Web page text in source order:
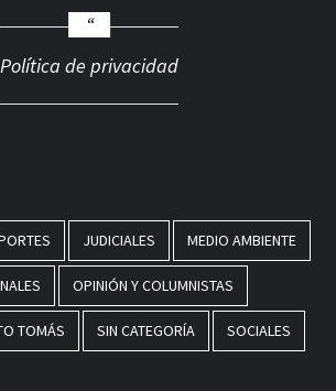
Política de privacidad
JUDICIALES MEDIO AMBIENTE
OPINIÓN Y COLUMNISTAS
TOMÁS SIN CATEGORÍA SOCIALES